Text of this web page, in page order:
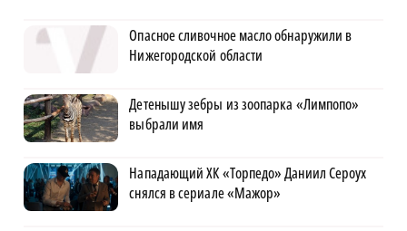
Опасное сливочное масло обнаружили в
Нижегородской области
Детенышу зебры из зоопарка «Лимпопо»
выбрали имя
Нападающий ХК «Торпедо» Даниил Сероух
снялся в сериале «Мажор»